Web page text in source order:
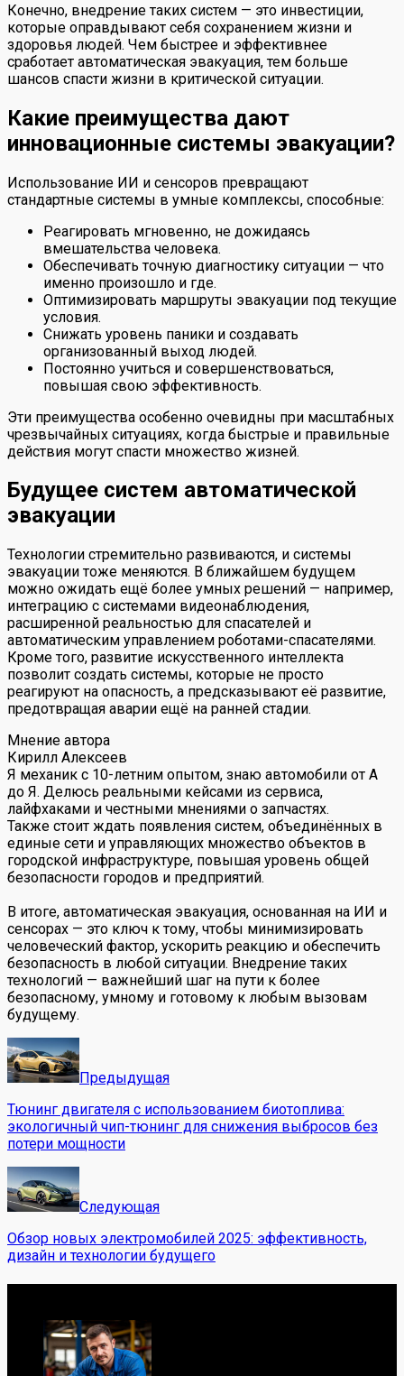
Конечно, внедрение таких систем — это инвестиции,
которые оправдывают себя сохранением жизни и
здоровья людей. Чем быстрее и эффективнее
сработает автоматическая эвакуация, тем больше
шансов спасти жизни в критической ситуации.
Какие преимущества дают
инновационные системы эвакуации?
Использование ИИ и сенсоров превращают
стандартные системы в умные комплексы, способные:
Реагировать мгновенно, не дожидаясь
вмешательства человека.
Обеспечивать точную диагностику ситуации — что
именно произошло и где.
Оптимизировать маршруты эвакуации под текущие
условия.
Снижать уровень паники и создавать
организованный выход людей.
Постоянно учиться и совершенствоваться,
повышая свою эффективность.
Эти преимущества особенно очевидны при масштабных
чрезвычайных ситуациях, когда быстрые и правильные
действия могут спасти множество жизней.
Будущее систем автоматической
эвакуации
Технологии стремительно развиваются, и системы
эвакуации тоже меняются. В ближайшем будущем
можно ожидать ещё более умных решений — например,
интеграцию с системами видеонаблюдения,
расширенной реальностью для спасателей и
автоматическим управлением роботами-спасателями.
Кроме того, развитие искусственного интеллекта
позволит создать системы, которые не просто
реагируют на опасность, а предсказывают её развитие,
предотвращая аварии ещё на ранней стадии.
Мнение автора
Кирилл Алексеев
Я механик с 10-летним опытом, знаю автомобили от А
до Я. Делюсь реальными кейсами из сервиса,
лайфхаками и честными мнениями о запчастях.
Также стоит ждать появления систем, объединённых в
единые сети и управляющих множество объектов в
городской инфраструктуре, повышая уровень общей
безопасности городов и предприятий.
В итоге, автоматическая эвакуация, основанная на ИИ и
сенсорах — это ключ к тому, чтобы минимизировать
человеческий фактор, ускорить реакцию и обеспечить
безопасность в любой ситуации. Внедрение таких
технологий — важнейший шаг на пути к более
безопасному, умному и готовому к любым вызовам
будущему.
Предыдущая
Тюнинг двигателя с использованием биотоплива:
экологичный чип-тюнинг для снижения выбросов без
потери мощности
Следующая
Обзор новых электромобилей 2025: эффективность,
дизайн и технологии будущего